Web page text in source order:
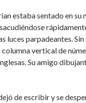
estaba sentado en su
luces parpadeantes. Sin
vertical de
Su amigo
de escribir y se